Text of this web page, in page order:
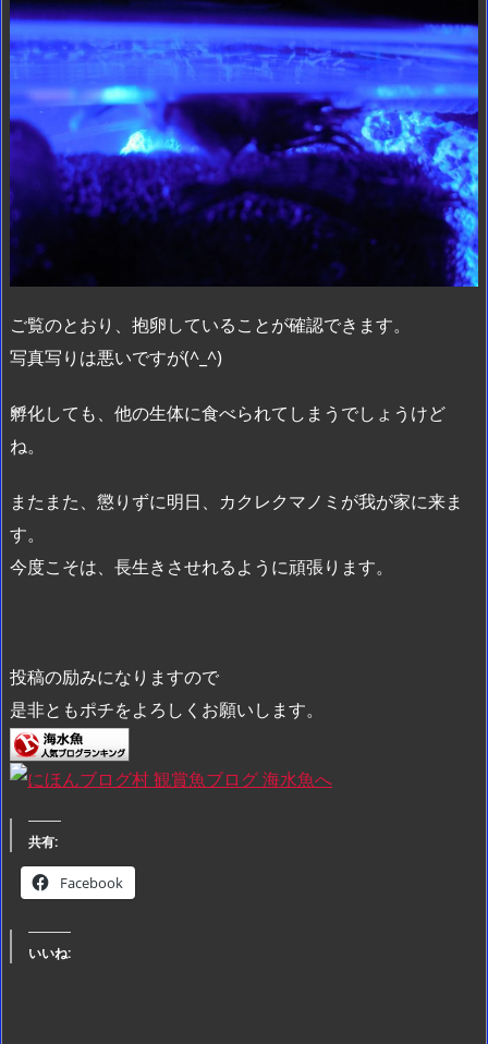
ご覧のとおり、抱卵していることが確認できます。
写真写りは悪いですが(^_^)
孵化しても、他の生体に食べられてしまうでしょうけど
ね。
またまた、懲りずに明日、カクレクマノミが我が家に来ま
す。
今度こそは、長生きさせれるように頑張ります。
投稿の励みになりますので
是非ともポチをよろしくお願いします。
共有:
Facebook
いいね: